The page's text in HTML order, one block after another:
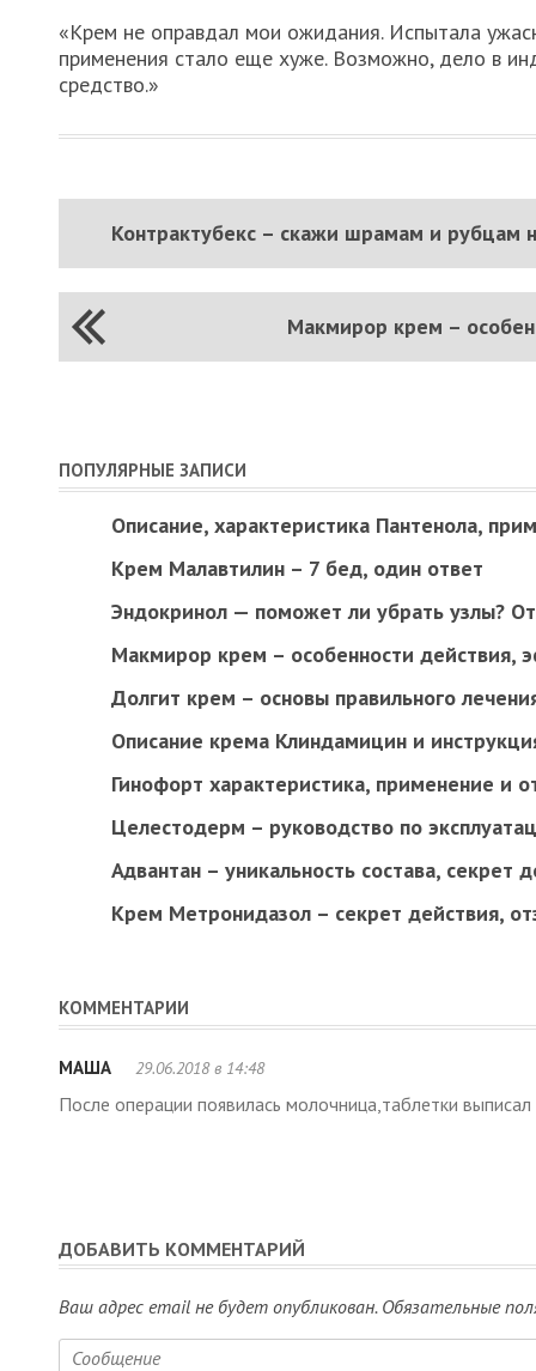
«Крем не оправдал мои ожидания. Испытала
применения стало еще хуже. Возможно, дело в
средство.»
Контрактубекс – скажи шрамам и рубцам
Макмирор крем –
ПОПУЛЯРНЫЕ ЗАПИСИ
Описание, характеристика Пантенола,
Крем Малавтилин – 7 бед, один ответ
Эндокринол — поможет ли убрать узлы?
Макмирор крем – особенности действия,
Долгит крем – основы правильного
Описание крема Клиндамицин и
Гинофорт характеристика, применение и
Целестодерм – руководство по
Адвантан – уникальность состава, секрет
Крем Метронидазол – секрет действия,
КОММЕНТАРИИ
МАША 29.06.2018 в 14:48
После операции появилась молочница,таблетки
ДОБАВИТЬ КОММЕНТАРИЙ
Ваш адрес email не будет опубликован. Обязательные